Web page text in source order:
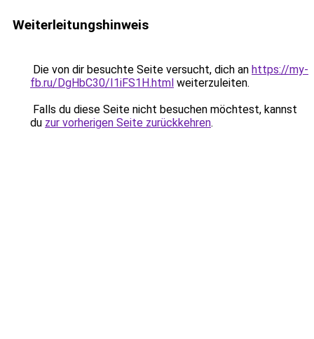
Weiterleitungshinweis
Die von dir besuchte Seite versucht, dich an https://my-
fb.ru/DgHbC30/I1iFS1H.html weiterzuleiten.
Falls du diese Seite nicht besuchen möchtest, kannst
du zur vorherigen Seite zurückkehren.